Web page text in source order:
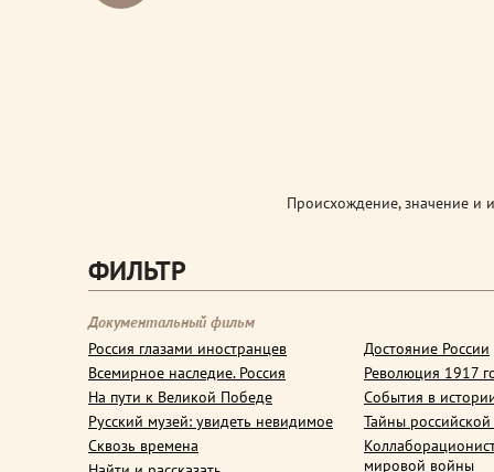
Происхождение, значение и
ФИЛЬТР
Документальный фильм
Россия глазами иностранцев
Всемирное наследие. Россия
На пути к Великой Победе
Русский музей: увидеть невидимое
Сквозь времена
Достояние России
Революция 1917
События в
Тайны
мировой войны